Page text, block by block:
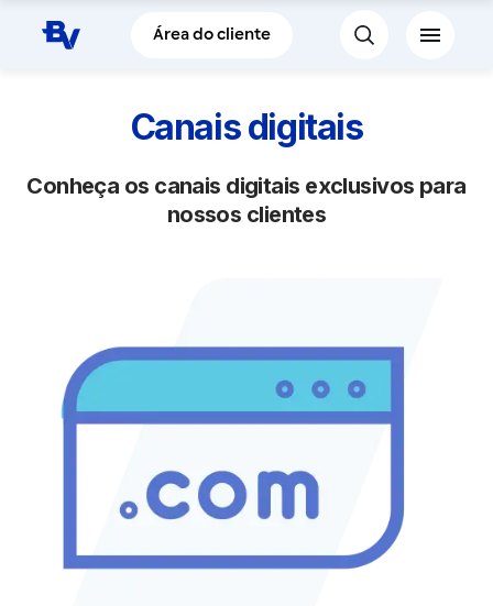
Pular para o Conteúdo principal
Área do cliente
Canais digitais
Conheça os canais digitais exclusivos para
nossos clientes